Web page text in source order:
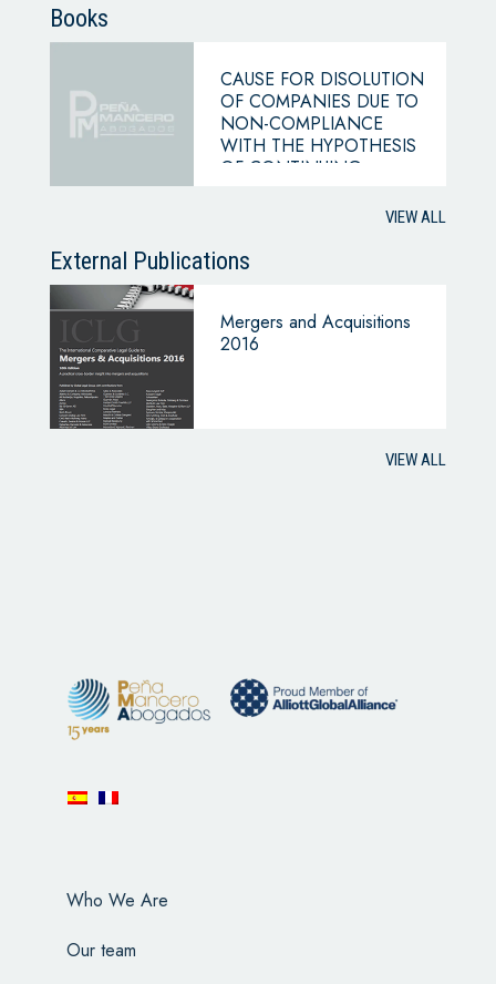
Books
CAUSE FOR DISOLUTION
OF COMPANIES DUE TO
NON-COMPLIANCE
WITH THE HYPOTHESIS
OF CONTINUING
VIEW ALL
External Publications
Mergers and Acquisitions
2016
VIEW ALL
Who We Are
Our team